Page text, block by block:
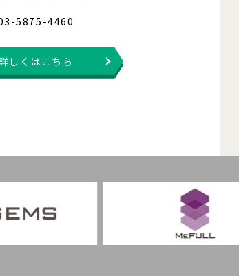
5875-4460
しくはこちら